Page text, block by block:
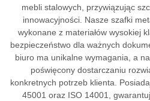
mebli stalowych, przywiązując
innowacyjności. Nasze szafki
wykonane z materiałów wysokiej
bezpieczeństwo dla ważnych
biuro ma unikalne wymagania, a
poświęcony dostarczaniu
konkretnych potrzeb klienta.
45001 oraz ISO 14001,